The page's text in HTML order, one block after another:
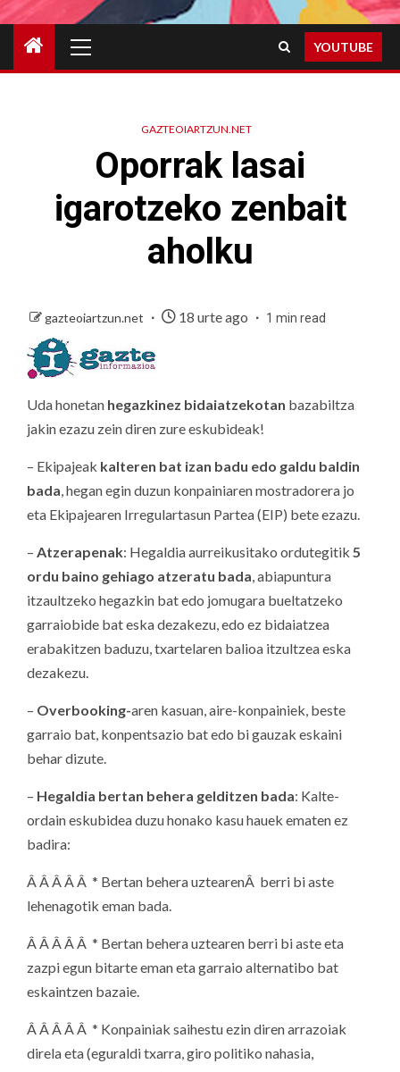
Menu
YOUTUBE
GAZTEOIARTZUN.NET
Oporrak lasai
igarotzeko zenbait
aholku
gazteoiartzun.net 18 urte ago 1 min read
Uda honetan hegazkinez bidaiatzekotan bazabiltza
jakin ezazu zein diren zure eskubideak!
– Ekipajeak kalteren bat izan badu edo galdu baldin
bada, hegan egin duzun konpainiaren mostradorera jo
eta Ekipajearen Irregulartasun Partea (EIP) bete ezazu.
– Atzerapenak: Hegaldia aurreikusitako ordutegitik 5
ordu baino gehiago atzeratu bada, abiapuntura
itzaultzeko hegazkin bat edo jomugara bueltatzeko
garraiobide bat eska dezakezu, edo ez bidaiatzea
erabakitzen baduzu, txartelaren balioa itzultzea eska
dezakezu.
– Overbooking-aren kasuan, aire-konpainiek, beste
garraio bat, konpentsazio bat edo bi gauzak eskaini
behar dizute.
– Hegaldia bertan behera gelditzen bada: Kalte-
ordain eskubidea duzu honako kasu hauek ematen ez
badira:
Â Â Â Â Â * Bertan behera uztearenÂ berri bi aste
lehenagotik eman bada.
Â Â Â Â Â * Bertan behera uztearen berri bi aste eta
zazpi egun bitarte eman eta garraio alternatibo bat
eskaintzen bazaie.
Â Â Â Â Â * Konpainiak saihestu ezin diren arrazoiak
direla eta (eguraldi txarra, giro politiko nahasia,